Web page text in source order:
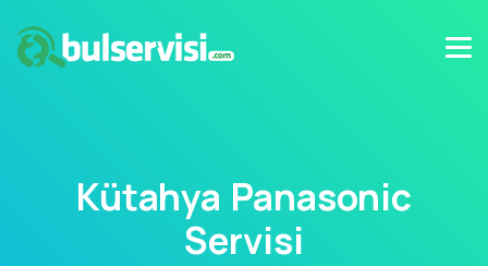
Kütahya Panasonic
Servisi